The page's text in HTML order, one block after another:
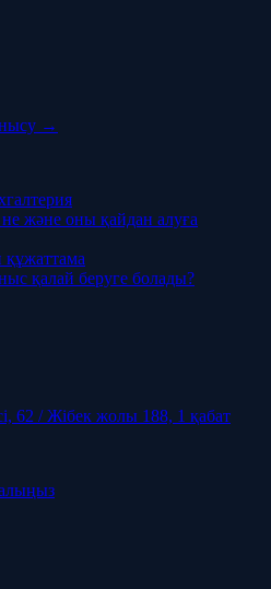
→
және оны қайдан алуға
құжаттама
қалай беруге болады?
62 / Жібек жолы 188, 1 қабат